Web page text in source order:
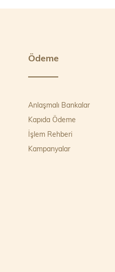
Ödeme
Anlaşmalı Bankalar
Kapıda Ödeme
İşlem Rehberi
Kampanyalar